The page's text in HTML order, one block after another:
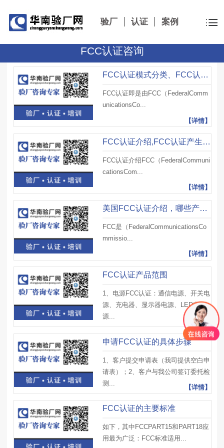
验厂 认证 案例
FCC认证咨询
FCC认证模式分类、FCC认证申请条件及FCC认证材料
FCC认证即是由FCC（FederalComm
unicationsCo...
【详情】
FCC认证介绍,FCC认证产生背景及FCC认证适用产品
FCC认证介绍FCC（FederalCommuni
cationsCom...
【详情】
美国FCC认证介绍，哪些产品需要做FCC认证？
FCC是（FederalCommunicationsCo
mmissio...
【详情】
FCC认证产品范围
1、电源FCC认证：通信电源、开关电
源、充电器、显示器电源、LED电
源...
【详情】
申请FCC认证的具体步骤
1、客户提交申请表（我司提供空白申
请表）；2、客户与我公司签订委托检
测...
【详情】
FCC认证的主要标准
如下，其中FCCPART15和PART18应
用最为广泛：FCC标准适用...